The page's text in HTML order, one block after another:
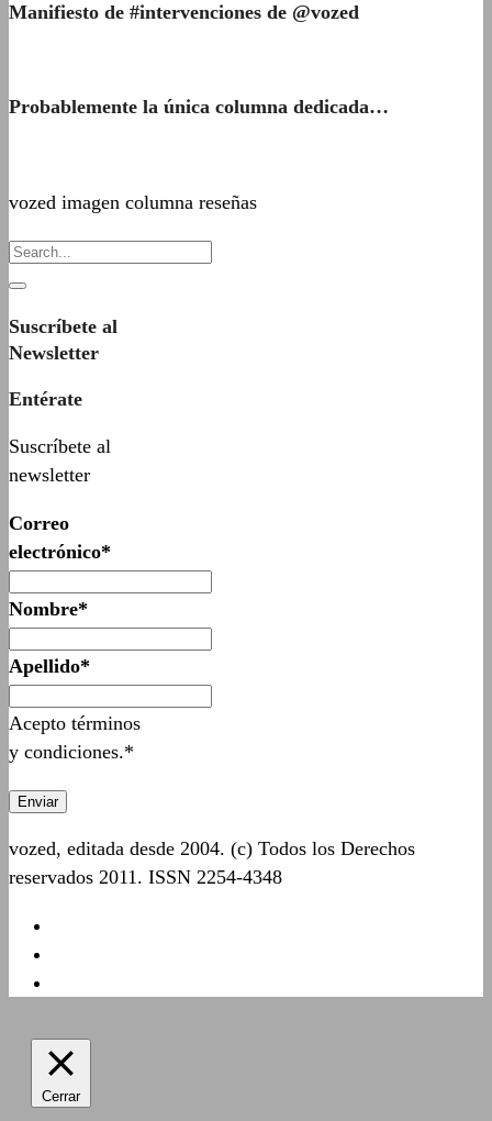
Manifiesto de #intervenciones de @vozed
Probablemente la única columna dedicada…
vozed imagen columna reseñas
Suscríbete al
Newsletter
Entérate
Suscríbete al
newsletter
Correo
electrónico*
Nombre*
Apellido*
Acepto términos
y condiciones.*
vozed, editada desde 2004. (c) Todos los Derechos
reservados 2011. ISSN 2254-4348
Cerrar